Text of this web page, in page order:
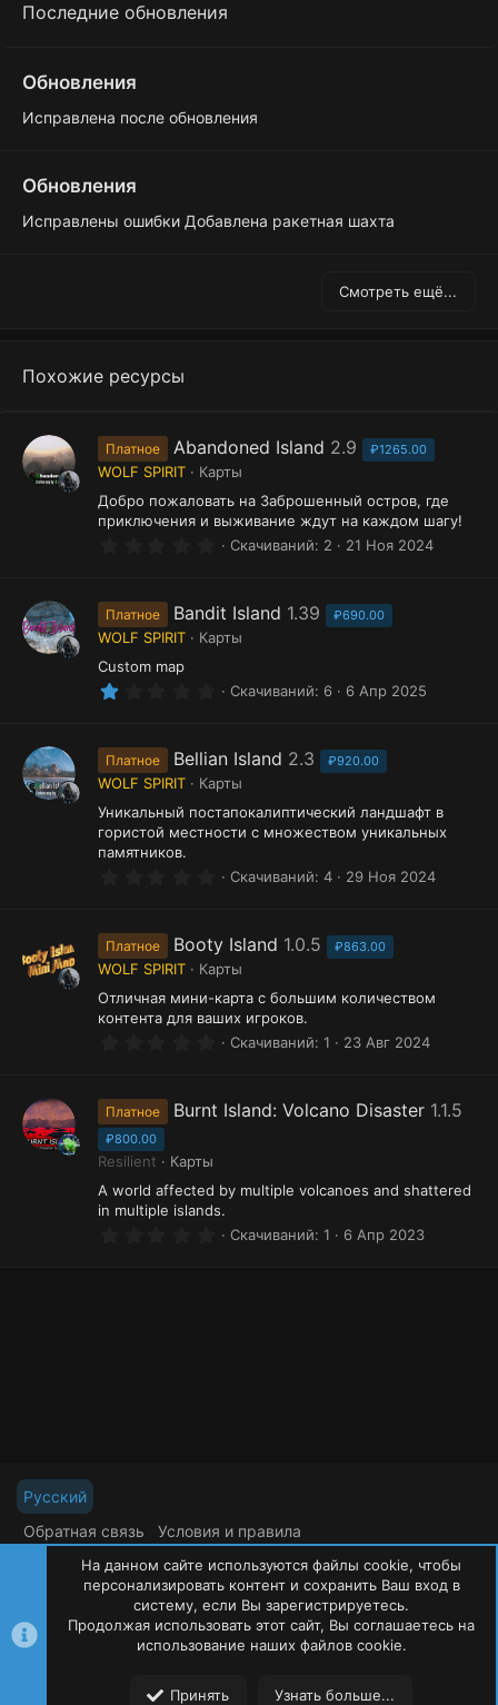
Последние обновления
Обновления
Исправлена после обновления
Обновления
Исправлены ошибки Добавлена ракетная шахта
Смотреть ещё...
Похожие ресурсы
Платное Abandoned Island 2.9 ₽1265.00
WOLF SPIRIT
Карты
Добро пожаловать на Заброшенный остров, где
приключения и выживание ждут на каждом шагу!
0
з
ё
Скачиваний 2 21 Ноя 2024
Платное Bandit Island 1.39 ₽690.00
WOLF SPIRIT
Карты
Custom map
1
з
ё
з
д
Скачиваний 6 6 Апр 2025
Платное Bellian Island 2.3 ₽920.00
WOLF SPIRIT
Карты
Уникальный постапокалиптический ландшафт в
гористой местности с множеством уникальных
памятников.
0
з
в
ё
з
д
Скачиваний 4 29 Ноя 2024
Платное Booty Island 1.0.5 ₽863.00
WOLF SPIRIT
Карты
Отличная мини-карта с большим количеством
контента для ваших игроков.
0
з
Скачиваний 1 23 Авг 2024
Платное Burnt Island: Volcano Disaster 1.1.5
₽800.00
Resilient
Карты
A world affected by multiple volcanoes and shattered
in multiple islands.
0 Скачиваний 1 6 Апр 2023
Русский
Обратная связь
Условия и правила
Политика конфиденциальности
Помощь
R
S
S
©Oxide Россия2015-2026
На данном сайте используются файлы cookie, чтобы
персонализировать контент и сохранить Ваш вход в
систему, если Вы зарегистрируетесь.
Продолжая использовать этот сайт, Вы соглашаетесь на
использование наших файлов cookie.
Принять Узнать больше...